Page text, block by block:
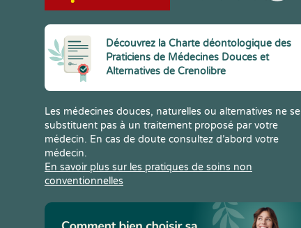
Découvrez la Charte déontologique des
Praticiens de Médecines Douces et
Alternatives de Crenolibre
Les médecines douces, naturelles ou alternatives ne se
substituent pas à un traitement proposé par votre
médecin. En cas de doute consultez d’abord votre
médecin.
En savoir plus sur les pratiques de soins non
conventionnelles